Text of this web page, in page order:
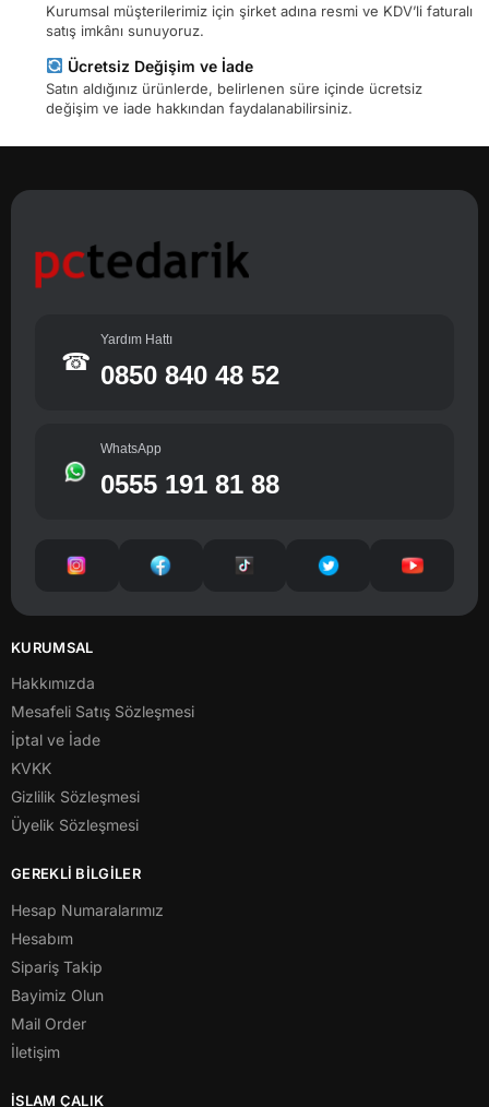
Kurumsal müşterilerimiz için şirket adına resmi ve KDV’li faturalı
satış imkânı sunuyoruz.
Ücretsiz Değişim ve İade
Satın aldığınız ürünlerde, belirlenen süre içinde ücretsiz
değişim ve iade hakkından faydalanabilirsiniz.
☎
Yardım Hattı
0850 840 48 52
WhatsApp
0555 191 81 88
KURUMSAL
Hakkımızda
Mesafeli Satış Sözleşmesi
İptal ve İade
KVKK
Gizlilik Sözleşmesi
Üyelik Sözleşmesi
GEREKLİ BİLGİLER
Hesap Numaralarımız
Hesabım
Sipariş Takip
Bayimiz Olun
Mail Order
İletişim
İSLAM ÇALIK